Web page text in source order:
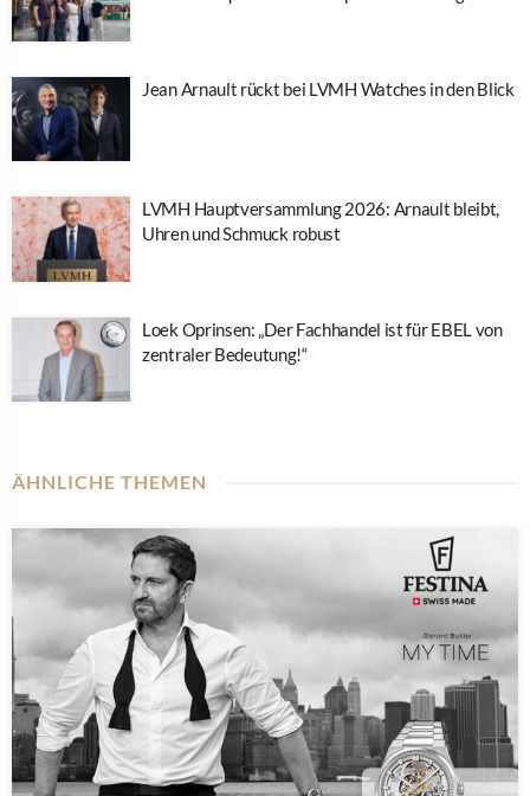
Jean Arnault rückt bei LVMH Watches in den Blick
LVMH Hauptversammlung 2026: Arnault bleibt,
Uhren und Schmuck robust
Loek Oprinsen: „Der Fachhandel ist für EBEL von
zentraler Bedeutung!“
ÄHNLICHE THEMEN